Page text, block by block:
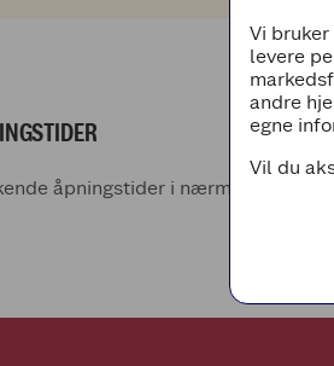
åpningstider i nærmeste fremtid
Vi
levere
andre
egne
Vil du